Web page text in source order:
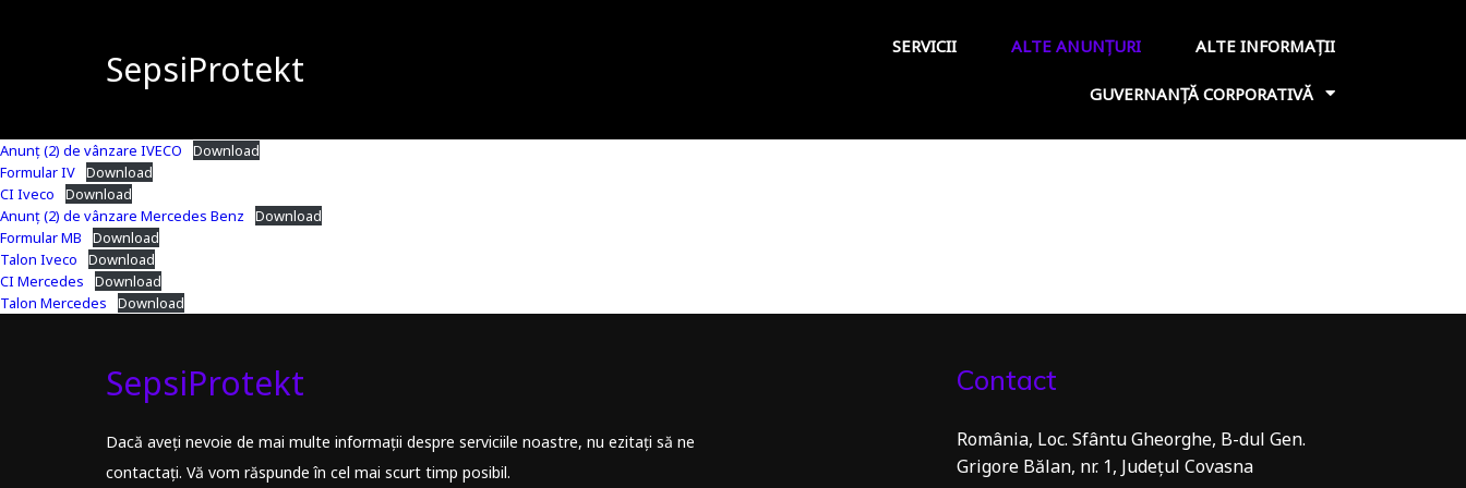
SepsiProtekt
SERVICII ALTE ANUNȚURI ALTE INFORMAȚII
GUVERNANȚĂ CORPORATIVĂ
Anunț (2) de vânzare IVECO
Download
Formular IV Download
CI Iveco
Download
Anunț (2) de vânzare Mercedes Benz
Download
Formular MB
Download
Talon Iveco
Download
CI Mercedes
Download
Talon Mercedes
Download
SepsiProtekt
Dacă aveți nevoie de mai multe informații despre serviciile noastre, nu ezitați să ne
contactați. Vă vom răspunde în cel mai scurt timp posibil.
Contact
România, Loc. Sfântu Gheorghe, B-dul Gen.
Grigore Bălan, nr. 1, Județul Covasna